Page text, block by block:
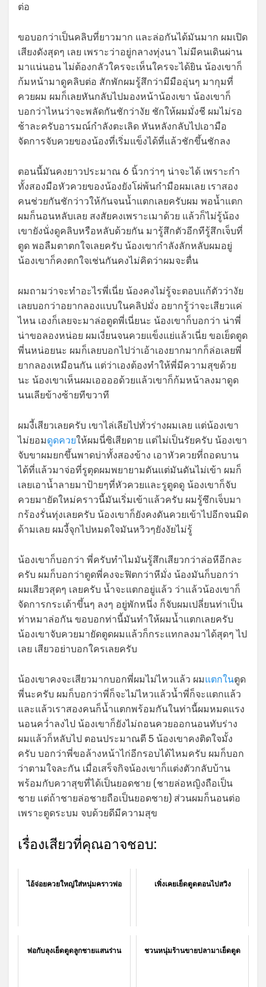
ต่อ
ขอบอกว่าเป็นคลิบที่ยาวมาก และล่อกันได้มันมาก ผมเปิด
เสียงดังสุดๆ เลย เพราะว่าอยู่กลางทุ่งนา ไม่มีคนเดินผ่าน
มาแน่นอน ไม่ต้องกลัวใครจะเห็นใครจะได้ยิน น้องเขาก็
ก้มหน้ามาดูคลิบต่อ สักพักผมรู้สึกว่ามีมืออุ่นๆ มากุมที่
ควยผม ผมก็เลยหันกลับไปมองหน้าน้องเขา น้องเขาก็
บอกว่าไหนว่าจะพลัดกันชักว่างัย ชักให้ผมมั่งชี ผมไม่รอ
ช้าละครับอารมณ์กำลังตะเลิด หันหลังกลับไปเอามือ
จัดการจับควยของน้องที่เริ่มแข็งได้ที่แล้วชักขึ้นชักลง
ตอนนี้มันคงยาวประมาณ 6 นิ้วกว่าๆ น่าจะได้ เพราะกำ
ทั้งสองมือหัวควยของน้องยังโผ่พ้นกำมือผมเลย เราสอง
คนช่วยกันชักว่าวให้กันจนน้ำแตกเลยครับผม พอน้ำแตก
ผมก็นอนหลับเลย สงสัยคงเพราะเมาด้วย แล้วก็ไม่รู้น้อง
เขายังนั่งดูคลิบหรือหลับด้วยกัน มารู้สึกตัวอีกทีรู้สึกเจ็บที่
ตูด พอลืมตาตกใจเลยครับ น้องเขากำลังลักหลับผมอยู่
น้องเขาก็คงตกใจเช่นกันคงไม่คิดว่าผมจะตื่น
ผมถามว่าจะทำอะไรพี่เนี่ย น้องคงไม่รู้จะตอบแก้ตัวว่างัย
เลยบอกว่าอยากลองแบบในคลิปมั่ง อยากรู้ว่าจะเสียวแค่
ไหน เองก็เลยจะมาล่อตูดพี่เนี่ยนะ น้องเขาก็บอกว่า น่าพี่
น่าขอลองหน่อย ผมเงี่ยนจนควยแข็งแย่แล้วเนี่ย ขอเย็ดตูด
พี่นหน่อยนะ ผมก็เลยบอกไปว่าเอ้าเองยากมากก็ล่อเลยพี่
ยากลองเหมือนกัน แต่ว่าเองต้องทำให้พี่มีความสุขด้วย
นะ น้องเขาเห็นผมเออออด้วยแล้วเขาก็ก้มหน้าลงมาดูด
นนเลียข้างซ้ายทีขวาที
ผมงี้เสียวเลยครับ เขาไล่เลียไปทั่วร่างผมเลย แต่น้องเขา
ไม่ยอมดูดควยให้ผมนี่ซิเสียดาย แต่ไม่เป็นรัยครับ น้องเขา
จับขาผมยกขึ้นพาดบ่าทั้งสองข้าง เอาหัวควยที่ถอดบาน
ได้ที่แล้วมาจ่อที่รูตุดผมพยายามดันแต่มันดันไม่เข้า ผมก็
เลยเอาน้ำลายมาป้ายๆที่หัวควยและรูตูดดู น้องเขาก็จับ
ควยมายัดใหม่คราวนี้มันเริ่มเข้าแล้วครับ ผมรู้ซึกเจ็บมา
กร้องรั่นทุ่งเลยครับ น้องเขาก็ยังคงดันควยเข้าไปอีกจนมิด
ด้ามเลย ผมงี้จุกไปหมดใจมันหวิวๆยังงัยไม่รู้
น้องเขาก็บอกว่า พี่ครับทำไมมันรู้สึกเสียวกว่าล่อหีอีกละ
ครับ ผมก็บอกว่าตูดพี่คงจะฟิตกว่าหีมั่ง น้องมันก็บอกว่า
ผมเสียวสุดๆ เลยครับ น้ำจะแตกอยู่แล้ว ว่าแล้วน้องเขาก็
จัดการกระเด้าขึ้นๆ ลงๆ อยู่พักหนึ่ง ก็จับผมเปลี่ยนท่าเป็น
ท่าหมาล่อกัน ขอบอกท่านี้มันทำให้ผมน้ำแตกเลยครับ
น้องเขาจับควยมายัดตูดผมแล้วก็กระแทกลงมาได้สุดๆ ไป
เลย เสียวอย่าบอกใครเลยครับ
น้องเขาคงจะเสียวมากบอกพี่ผมไม่ไหวแล้ว ผมแตกในตูด
พี่นะครับ ผมก็บอกว่าพี่ก็จะไม่ไหวแล้วน้ำพี่ก็จะแตกแล้ว
และแล้วเราสองคนก็น้ำแตกพร้อมกันในท่านี้ผมหมดแรง
นอนคว่ำลงไป น้องเขาก็ยังไม่ถอนควยออกนอนทับร่าง
ผมแล้วก็หลับไป ตอนประมาณตี 5 น้องเขาคงติดใจมั้ง
ครับ บอกว่าพี่ขอล้างหน้าไก่อีกรอบได้ไหมครับ ผมก็บอก
ว่าตามใจละกัน เมื่อเสร็จกิจน้องเขาก็แต่งตัวกลับบ้าน
พร้อมกับควาสุขที่ได้เป็นยอดชาย (ชายล่อหญิงถือเป็น
ชาย แต่ถ้าชายล่อชายถือเป็นยอดชาย) ส่วนผมก็นอนต่อ
เพราะตูดระบม จบด้วยดีมีความสุข
เรื่องเสียวที่คุณอาจชอบ:
ไอ้จ่อยควยใหญ่ใส่หนุ่มคราวพ่อ เพิ่งเคยเย็ดตูดตอนไปสวิง
พ่อกับลุงเย็ดตูดลูกชายแสนร่าน ชวนหนุ่มร้านขายปลามาเย็ดตูด